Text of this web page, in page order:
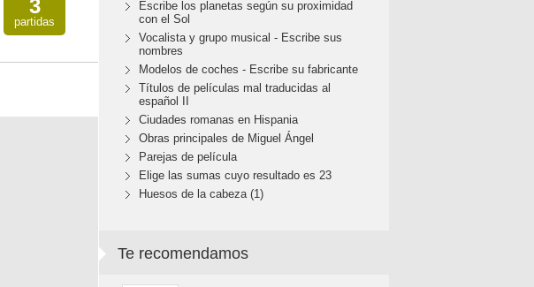
3
partidas
Escribe los planetas según su proximidad
con el Sol
Vocalista y grupo musical - Escribe sus
nombres
Modelos de coches - Escribe su fabricante
Títulos de películas mal traducidas al
español II
Ciudades romanas en Hispania
Obras principales de Miguel Ángel
Parejas de película
Elige las sumas cuyo resultado es 23
Huesos de la cabeza (1)
Te recomendamos